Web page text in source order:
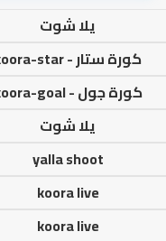
يلا شوت
كورة ستار - koora-star
كورة جول - koora-goal
يلا شوت
yalla shoot
koora live
koora live